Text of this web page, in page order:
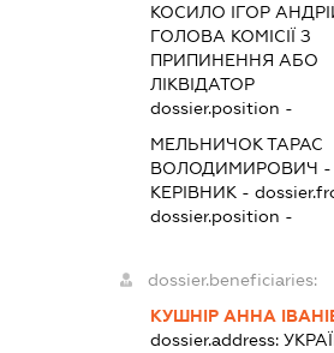
КОСИЛО ІГОР
ГОЛОВА КОМІСІЇ З
ПРИПИНЕННЯ АБО
ЛІКВІДАТОР
dossier.position -
МЕЛЬНИЧОК ТАРАС
ВОЛОДИМИРОВИЧ -
КЕРІВНИК-
dossier.position -
dossier.beneficiaries:
КУШНІР АННА
dossier.address: